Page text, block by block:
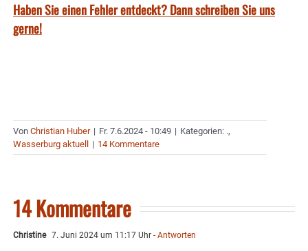
Haben Sie einen Fehler entdeckt? Dann schreiben Sie uns
gerne!
Von Christian Huber | Fr. 7.6.2024 - 10:49 | Kategorien: .,
Wasserburg aktuell
| 14 Kommentare
14 Kommentare
Christine 7. Juni 2024 um 11:17 Uhr - Antworten